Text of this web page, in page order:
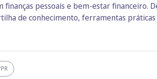
finanças pessoais e bem‑estar financeiro.
de conhecimento, ferramentas